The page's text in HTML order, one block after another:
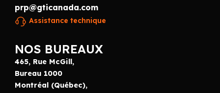
prp@gticanada.com
Assistance technique
NOS BUREAUX
465, Rue McGill,
Bureau 1000
Montréal (Québec),